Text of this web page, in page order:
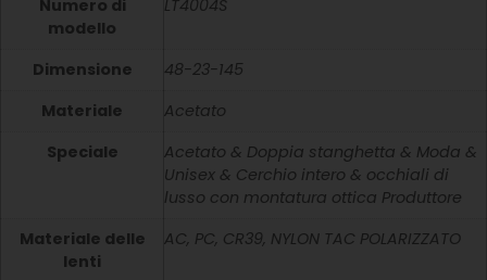
Numero di
modello
LT4004S
Dimensione
48-23-145
Materiale
Acetato
Speciale
Acetato & Doppia stanghetta & Moda &
Unisex & Cerchio intero & occhiali di
lusso con montatura ottica Produttore
Materiale delle
lenti
AC, PC, CR39, NYLON TAC POLARIZZATO